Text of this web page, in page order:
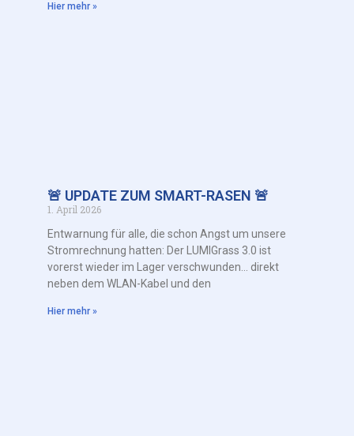
Hier mehr »
🚨 UPDATE ZUM SMART-RASEN 🚨
1. April 2026
Entwarnung für alle, die schon Angst um unsere
Stromrechnung hatten: Der LUMIGrass 3.0 ist
vorerst wieder im Lager verschwunden… direkt
neben dem WLAN-Kabel und den
Hier mehr »